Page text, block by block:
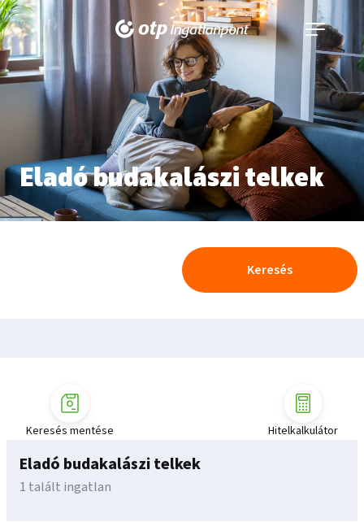
Navigáció
kinyitása
Eladó budakalászi telkek
Keresés
Eladó budakalászi telkek
1 talált ingatlan
Keresés mentése Hitelkalkulátor